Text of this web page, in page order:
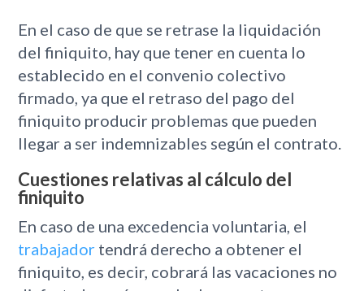
En el caso de que se retrase la liquidación
del finiquito, hay que tener en cuenta lo
establecido en el convenio colectivo
firmado, ya que el retraso del pago del
finiquito producir problemas que pueden
llegar a ser indemnizables según el contrato.
Cuestiones relativas al cálculo del
finiquito
En caso de una excedencia voluntaria, el
trabajador tendrá derecho a obtener el
finiquito, es decir, cobrará las vacaciones no